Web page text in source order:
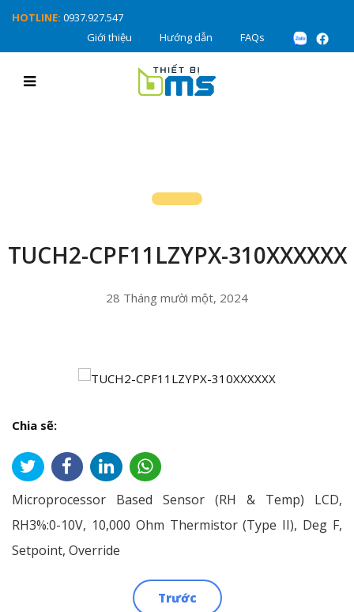
HOTLINE: 0937.927.547
Giới thiệu
Hướng dẫn FAQs
TUCH2-CPF11LZYPX-310XXXXXX
28 Tháng mười một, 2024
Chia sẽ:
Microprocessor Based Sensor (RH & Temp) LCD,
RH3%:0-10V, 10,000 Ohm Thermistor (Type II), Deg F,
Setpoint, Override
Trước